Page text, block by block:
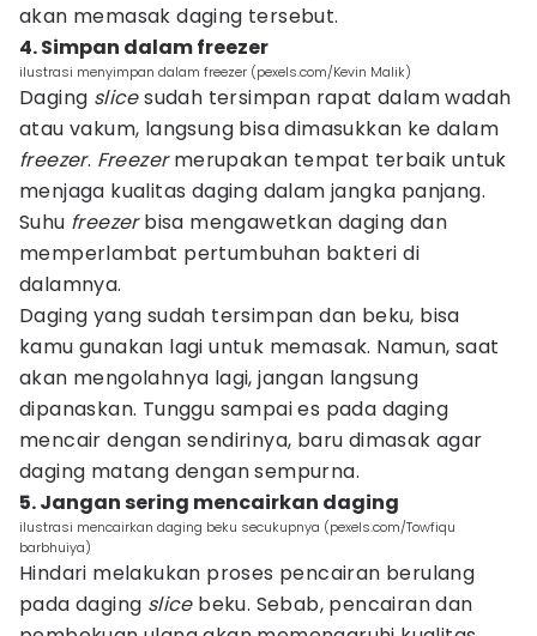
akan memasak daging tersebut.
4. Simpan dalam freezer
ilustrasi menyimpan dalam freezer (pexels.com/Kevin Malik)
Daging slicesudah tersimpan rapat dalam wadah
atau vakum, langsung bisa dimasukkan ke dalam
freezer. Freezermerupakan tempat terbaik untuk
menjaga kualitas daging dalam jangka panjang.
Suhu freezerbisa mengawetkan daging dan
memperlambat pertumbuhan bakteri di
dalamnya.
Daging yang sudah tersimpan dan beku, bisa
kamu gunakan lagi untuk memasak. Namun, saat
akan mengolahnya lagi, jangan langsung
dipanaskan. Tunggu sampai es pada daging
mencair dengan sendirinya, baru dimasak agar
daging matang dengan sempurna.
5. Jangan sering mencairkan daging
ilustrasi mencairkan daging beku secukupnya (pexels.com/Towfiqu
barbhuiya)
Hindari melakukan proses pencairan berulang
pada daging slicebeku. Sebab, pencairan dan